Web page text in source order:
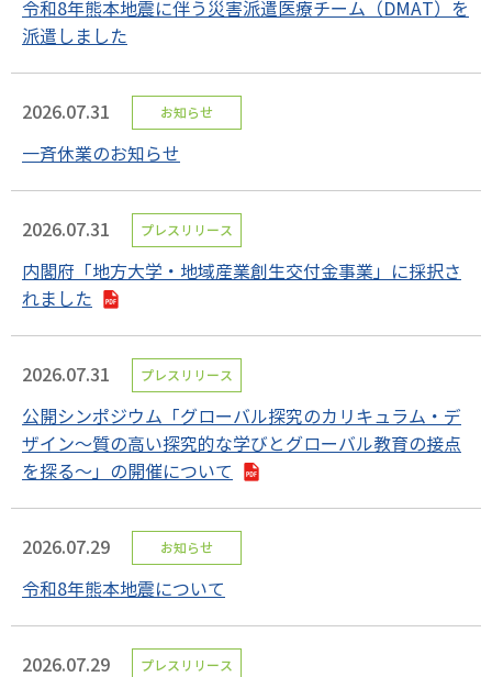
令和8年熊本地震に伴う災害派遣医療チーム（DMAT）を
派遣しました
2026.07.31 お知らせ
一斉休業のお知らせ
2026.07.31 プレスリリース
内閣府「地方大学・地域産業創生交付金事業」に採択さ
れました
2026.07.31 プレスリリース
公開シンポジウム「グローバル探究のカリキュラム・デ
ザイン～質の高い探究的な学びとグローバル教育の接点
を探る～」の開催について
2026.07.29 お知らせ
令和8年熊本地震について
2026.07.29 プレスリリース